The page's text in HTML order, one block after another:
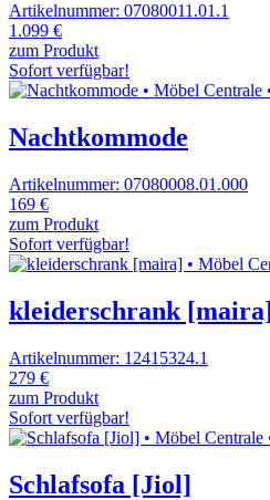
Artikelnummer: 07080011.01.1
1.099 €
zum Produkt
Sofort verfügbar!
Nachtkommode
Artikelnummer: 07080008.01.000
169 €
zum Produkt
Sofort verfügbar!
kleiderschrank [maira]
Artikelnummer: 12415324.1
279 €
zum Produkt
Sofort verfügbar!
Schlafsofa [Jiol]